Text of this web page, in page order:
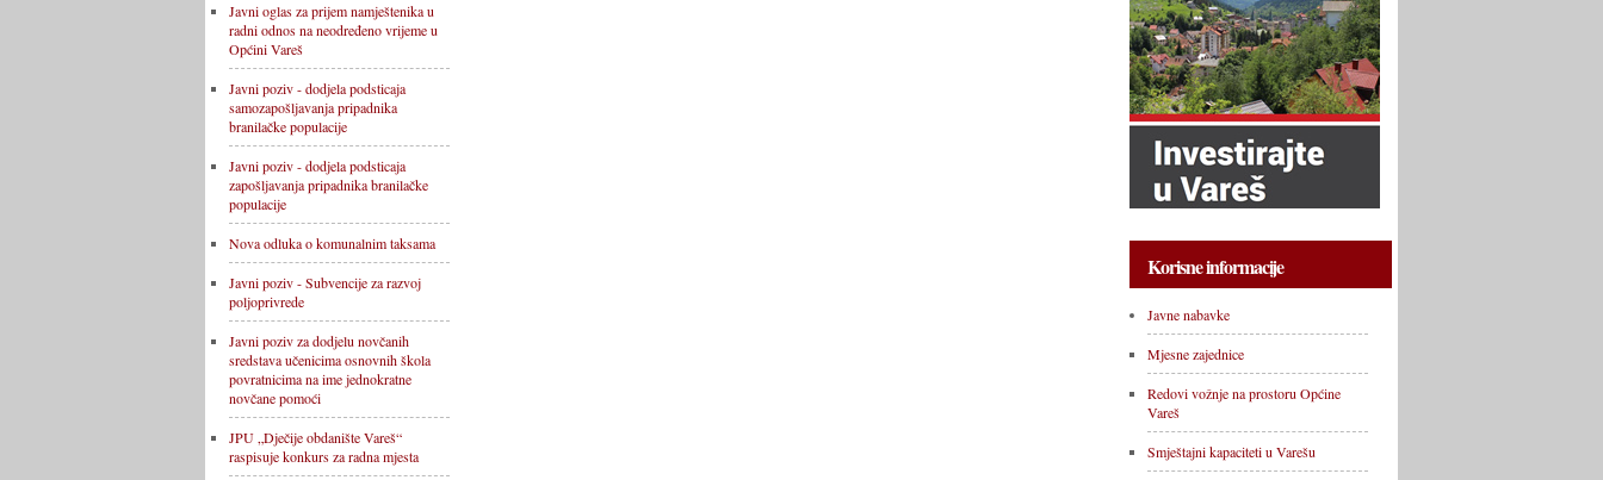
Javni oglas za prijem namještenika u
radni odnos na neodređeno vrijeme u
Općini Vareš
Javni poziv - dodjela podsticaja
samozapošljavanja pripadnika
branilačke populacije
Javni poziv - dodjela podsticaja
zapošljavanja pripadnika branilačke
populacije
Nova odluka o komunalnim taksama
Javni poziv - Subvencije za razvoj
poljoprivrede
Javni poziv za dodjelu novčanih
sredstava učenicima osnovnih škola
povratnicima na ime jednokratne
novčane pomoći
JPU „Dječije obdanište Vareš“
raspisuje konkurs za radna mjesta
Korisne informacije
Javne nabavke
Mjesne zajednice
Redovi vožnje na prostoru Općine
Vareš
Smještajni kapaciteti u Varešu